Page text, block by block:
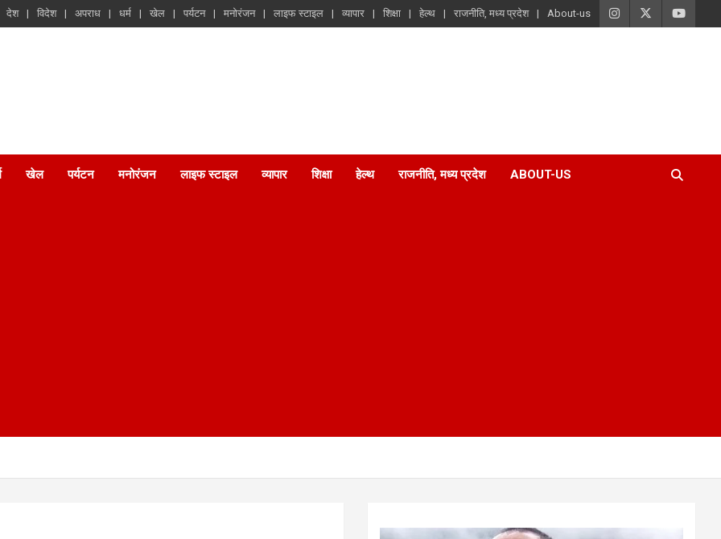
देश विदेश अपराध धर्म खेल पर्यटन मनोरंजन लाइफ स्टाइल व्यापार शिक्षा हेल्थ राजनीति, मध्य प्रदेश About-us
खेल पर्यटन मनोरंजन लाइफ स्टाइल व्यापार शिक्षा हेल्थ राजनीति, मध्य प्रदेश ABOUT-US